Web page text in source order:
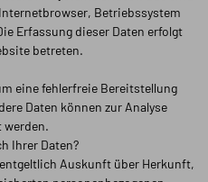
Betriebssystem
Erfassung dieser Daten erfolgt
betreten.
eine fehlerfreie Bereitstellung
Daten können zur Analyse
werden.
Ihrer Daten?
Auskunft über Herkunft,